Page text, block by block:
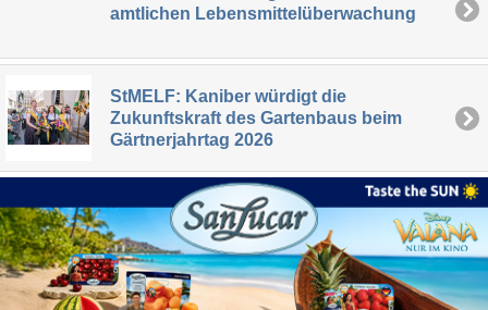
amtlichen Lebensmittelüberwachung
StMELF: Kaniber würdigt die
Zukunftskraft des Gartenbaus beim
Gärtnerjahrtag 2026